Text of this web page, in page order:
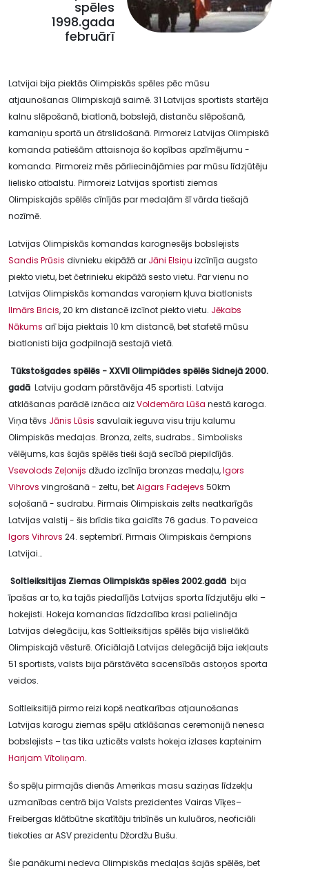
spēles
1998.gada
februārī
Latvijai bija piektās Olimpiskās spēles pēc mūsu
atjaunošanas Olimpiskajā saimē. 31 Latvijas sportists startēja
kalnu slēpošanā, biatlonā, bobslejā, distanču slēpošanā,
kamaniņu sportā un ātrslidošanā. Pirmoreiz Latvijas Olimpiskā
komanda patiešām attaisnoja šo kopības apzīmējumu -
komanda. Pirmoreiz mēs pārliecinājāmies par mūsu līdzjūtēju
lielisko atbalstu. Pirmoreiz Latvijas sportisti ziemas
Olimpiskajās spēlēs cīnījās par medaļām šī vārda tiešajā
nozīmē.
Latvijas Olimpiskās komandas karognesējs bobslejists
Sandis Prūsis divnieku ekipāžā ar Jāni Elsiņu izcīnīja augsto
piekto vietu, bet četrinieku ekipāžā sesto vietu. Par vienu no
Latvijas Olimpiskās komandas varoņiem kļuva biatlonists
Ilmārs Bricis, 20 km distancē izcīnot piekto vietu. Jēkabs
Nākums arī bija piektais 10 km distancē, bet stafetē mūsu
biatlonisti bija godpilnajā sestajā vietā.
Tūkstošgades spēlēs - XXVII Olimpiādes spēlēs Sidnejā 2000.
gadā Latviju godam pārstāvēja 45 sportisti. Latvija
atklāšanas parādē iznāca aizVoldemāra Lūša nestā karoga.
Viņa tēvs Jānis Lūsis savulaik ieguva visu triju kalumu
Olimpiskās medaļas. Bronza, zelts, sudrabs… Simbolisks
vēlējums, kas šajās spēlēs tieši šajā secībā piepildījās.
Vsevolods Zeļonijs džudo izcīnīja bronzas medaļu,Igors
Vihrovs vingrošanā - zeltu, betAigars Fadejevs 50km
soļošanā - sudrabu. Pirmais Olimpiskais zelts neatkarīgās
Latvijas valstij - šis brīdis tika gaidīts 76 gadus. To paveica
Igors Vihrovs 24. septembrī. Pirmais Olimpiskais čempions
Latvijai…
Soltleiksitijas Ziemas Olimpiskās spēles 2002.gadā bija
īpašas ar to, ka tajās piedalījās Latvijas sporta līdzjutēju elki –
hokejisti. Hokeja komandas līdzdalība krasi palielināja
Latvijas delegāciju, kas Soltleiksitijas spēlēs bija vislielākā
Olimpiskajā vēsturē. Oficiālajā Latvijas delegācijā bija iekļauts
51 sportists, valsts bija pārstāvēta sacensībās astoņos sporta
veidos.
Soltleiksitijā pirmo reizi kopš neatkarības atjaunošanas
Latvijas karogu ziemas spēļu atklāšanas ceremonijā nenesa
bobslejists – tas tika uzticēts valsts hokeja izlases kapteinim
Harijam Vītoliņam.
Šo spēļu pirmajās dienās Amerikas masu saziņas līdzekļu
uzmanības centrā bija Valsts prezidentes Vairas Vīķes–
Freibergas klātbūtne skatītāju tribīnēs un kuluāros, neoficiāli
tiekoties ar ASV prezidentu Džordžu Bušu.
Šie panākumi nedeva Olimpiskās medaļas šajās spēlēs, bet